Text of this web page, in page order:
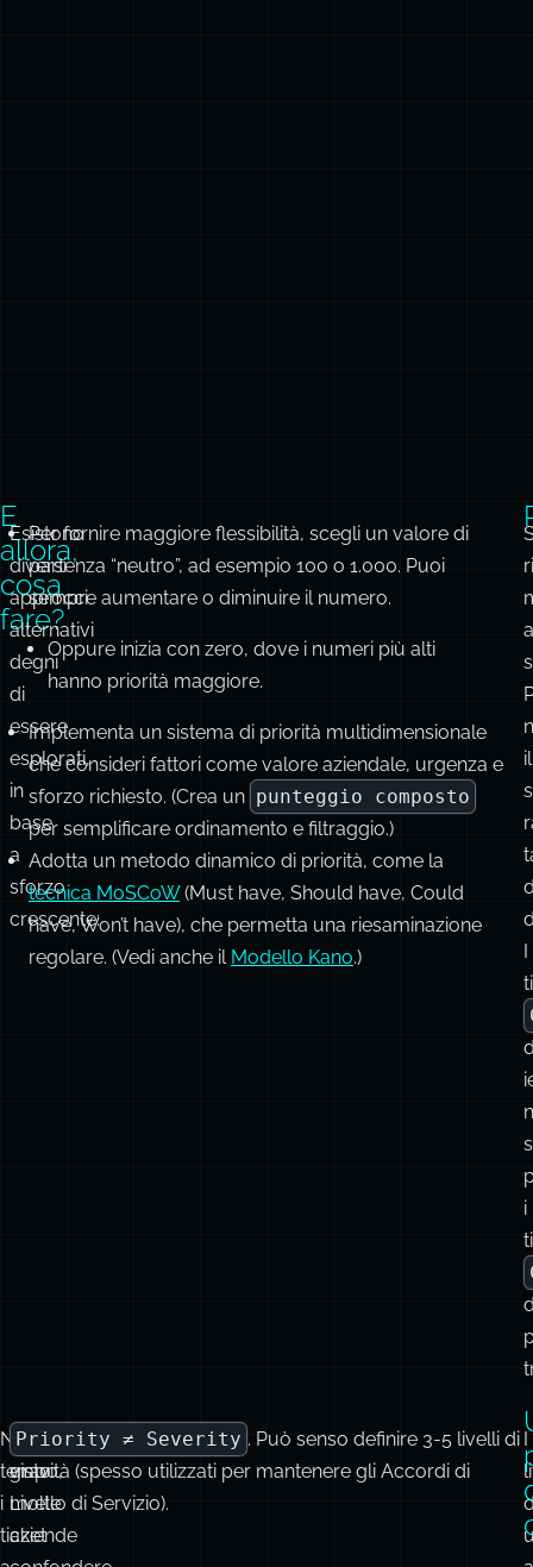
fare?
alternativi
degni
di
essere
esplorati,
in
base
a
sforzo
crescente:
Oppure inizia con zero, dove i numeri più alti
hanno priorità maggiore.
Implementa un sistema di priorità multidimensionale
che consideri fattori come valore aziendale, urgenza e
sforzo richiesto. (Crea un punteggio composto
Adotta un metodo dinamico di priorità, come la
tecnica MoSCoW(Must have, Should have, Could
have, Won’t have), che permetta una riesaminazione
regolare. (Vedi anche ilModello Kano.)
il
I
i
ticket
a
alta
priorità
diventano
aziende
confondere
Severity
e
Priority
a